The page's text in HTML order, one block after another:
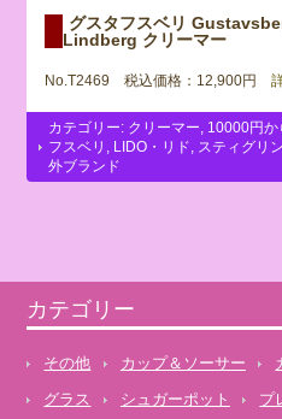
グスタフスベリ
Lindberg クリーマー
No.T2469 税込価格：12,900円 詳
カテゴリー: クリーマー 10000円か
フスベリ
LIDO・リド スティグリ
外ブランド
カテゴリー
その他 カップ＆ソーサー
グラス
シュガーポット プ